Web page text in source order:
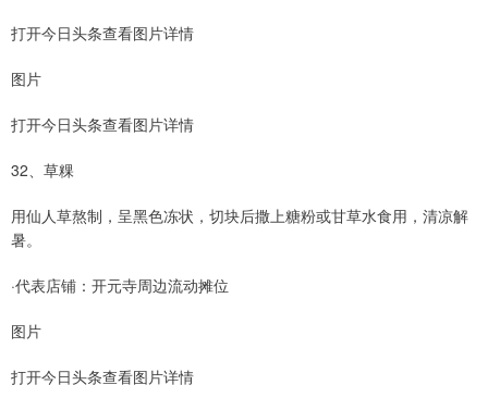
打开今日头条查看图片详情
图片
打开今日头条查看图片详情
32、草粿
用仙人草熬制，呈黑色冻状，切块后撒上糖粉或甘草水食用，清凉解
暑。
·代表店铺：开元寺周边流动摊位
图片
打开今日头条查看图片详情